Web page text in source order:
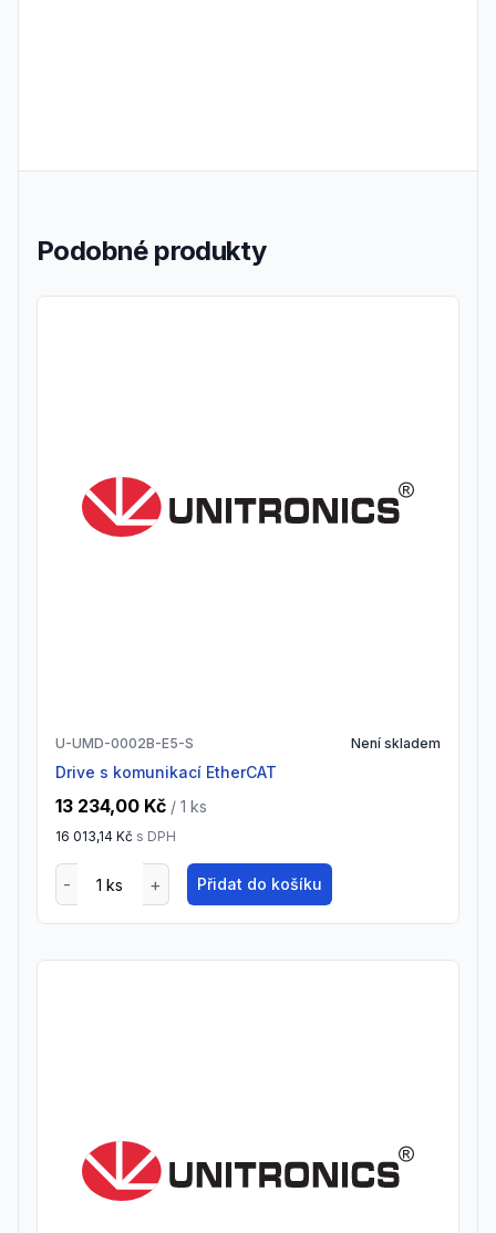
Podobné produkty
U-UMD-0002B-E5-S Není skladem
drive s komunikací EtherCAT
13 234,00 Kč / 1 ks
16 013,14 Kč s DPH
Přidat do košíku